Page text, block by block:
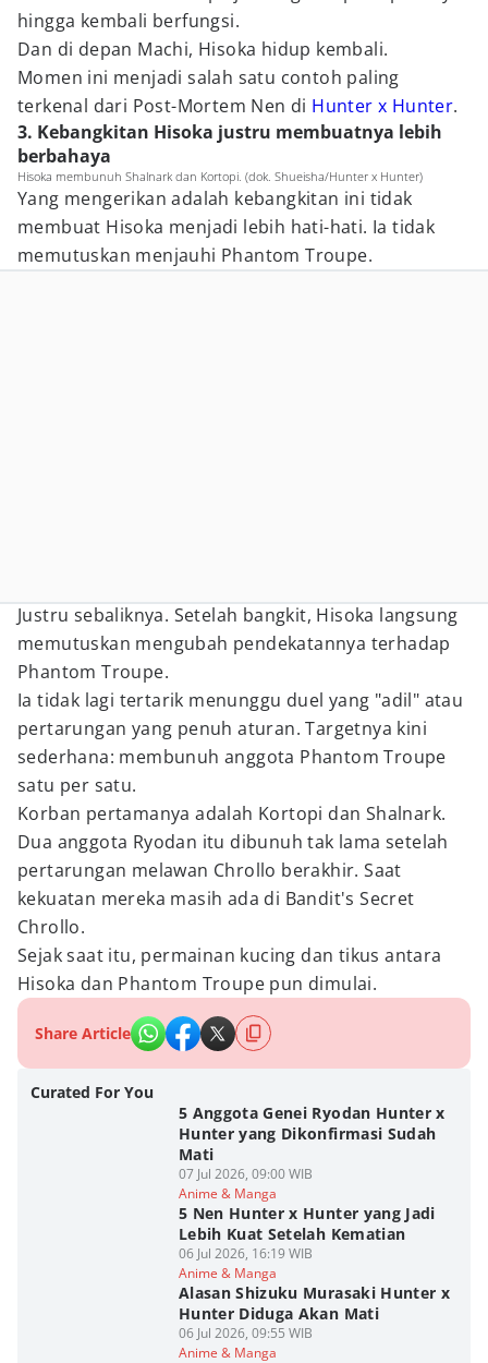
hingga kembali berfungsi.
Dan di depan Machi, Hisoka hidup kembali.
Momen ini menjadi salah satu contoh paling
terkenal dari Post-Mortem Nen di Hunter x Hunter.
3. Kebangkitan Hisoka justru membuatnya lebih
berbahaya
Hisoka membunuh Shalnark dan Kortopi. (dok. Shueisha/Hunter x Hunter)
Yang mengerikan adalah kebangkitan ini tidak
membuat Hisoka menjadi lebih hati-hati. Ia tidak
memutuskan menjauhi Phantom Troupe.
Justru sebaliknya. Setelah bangkit, Hisoka langsung
memutuskan mengubah pendekatannya terhadap
Phantom Troupe.
Ia tidak lagi tertarik menunggu duel yang "adil" atau
pertarungan yang penuh aturan. Targetnya kini
sederhana: membunuh anggota Phantom Troupe
satu per satu.
Korban pertamanya adalah Kortopi dan Shalnark.
Dua anggota Ryodan itu dibunuh tak lama setelah
pertarungan melawan Chrollo berakhir. Saat
kekuatan mereka masih ada di Bandit's Secret
Chrollo.
Sejak saat itu, permainan kucing dan tikus antara
Hisoka dan Phantom Troupe pun dimulai.
Share Article
Curated For You
5 Anggota Genei Ryodan Hunter x
Hunter yang Dikonfirmasi Sudah
Mati
07 Jul 2026, 09:00 WIB
Anime & Manga
5 Nen Hunter x Hunter yang Jadi
Lebih Kuat Setelah Kematian
06 Jul 2026, 16:19 WIB
Anime & Manga
Alasan Shizuku Murasaki Hunter x
Hunter Diduga Akan Mati
06 Jul 2026, 09:55 WIB
Anime & Manga